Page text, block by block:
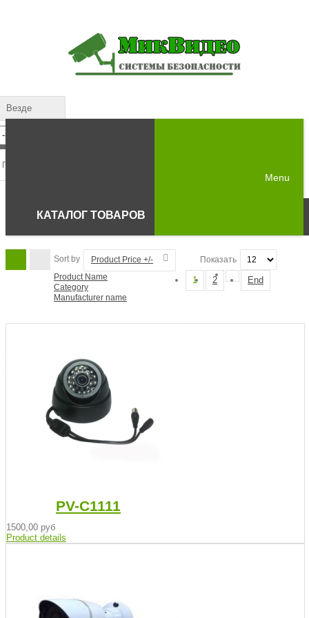
Везде
КАТАЛОГ ТОВАРОВ
Menu
Sort by
Product Price +/-
Product Name
Category
Manufacturer name
Показать
1 2 End
PV-C1111
1500,00 руб
Product details